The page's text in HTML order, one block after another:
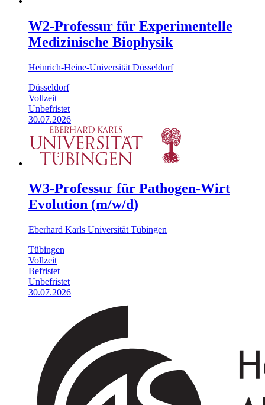
W2-Professur für Experimentelle
Medizinische Biophysik
Heinrich-Heine-Universität Düsseldorf
Düsseldorf
Vollzeit
Unbefristet
30.07.2026
W3-Professur für Pathogen-Wirt
Evolution (m/w/d)
Eberhard Karls Universität Tübingen
Tübingen
Vollzeit
Befristet
Unbefristet
30.07.2026